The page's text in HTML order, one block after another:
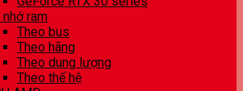
nhớ ram
Theo bus
Theo hãng
Theo dung lượng
Theo thế hệ